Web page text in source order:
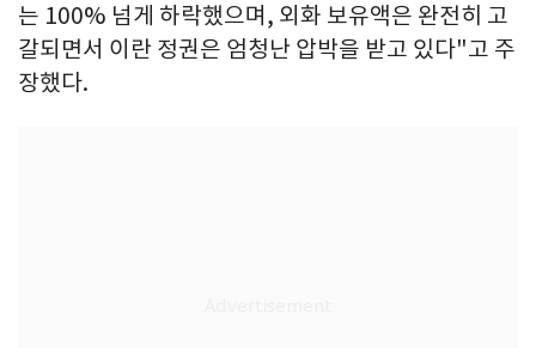
는 100% 넘게 하락했으며, 외화 보유액은 완전히 고
갈되면서 이란 정권은 엄청난 압박을 받고 있다"고 주
장했다.